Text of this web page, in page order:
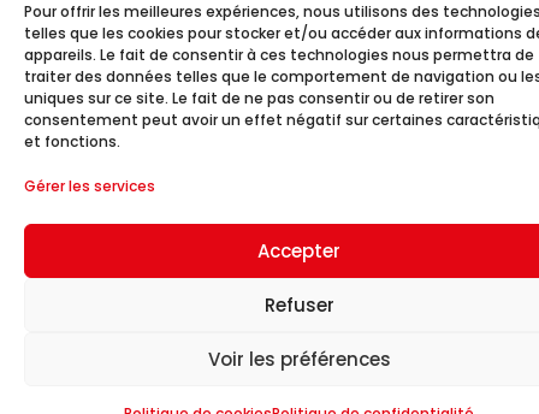
Pour offrir les meilleures expériences, nous utilisons des
telles que les cookies pour stocker et/ou accéder aux informations
appareils. Le fait de consentir à ces technologies nous permettra de
traiter des données telles que le comportement de navigation ou
uniques sur ce site. Le fait de ne pas consentir ou de retirer son
consentement peut avoir un effet négatif sur certaines
et fonctions.
Gérer les services
Accepter
Refuser
Voir les préférences